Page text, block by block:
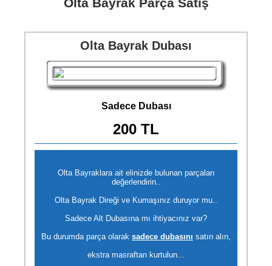
Olta Bayrak Dubası
Sadece Dubası
200 TL
Olta Bayraklara ait elinizde bulunan parçaları
değerlendirin..
Olta Bayrak Direği ve Kumaşınız duruyor mu..
Sadece Alt Dubasına mı ihtiyacınız var?
Bu durumda parça olarak sadece dubasını satın alın,
ekstra masraftan kurtulun...